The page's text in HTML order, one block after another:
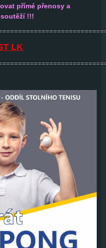
přímé přenosy a
!!!
LK